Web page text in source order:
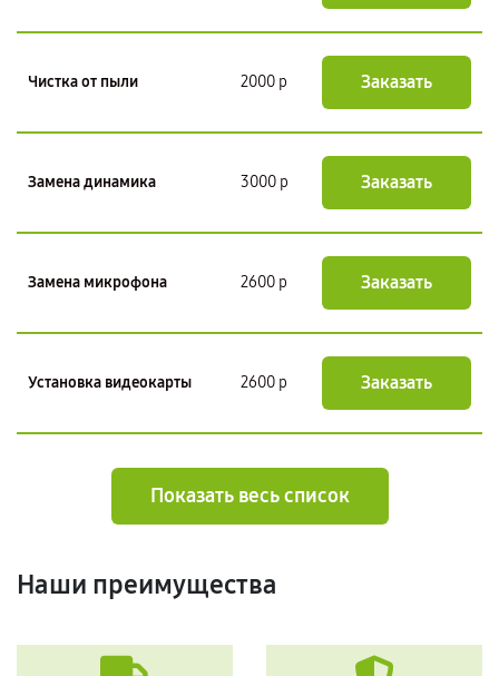
Чистка от пыли 2000 р Заказать
Замена динамика 3000 р Заказать
Замена микрофона 2600 р Заказать
Установка видеокарты 2600 р Заказать
Показать весь список
Наши преимущества